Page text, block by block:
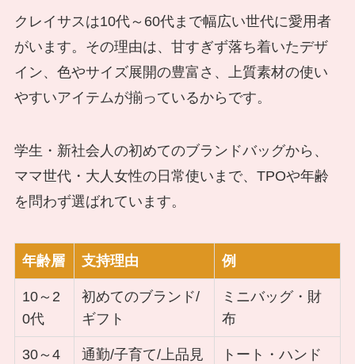
クレイサスは10代～60代まで幅広い世代に愛用者
がいます。その理由は、甘すぎず落ち着いたデザ
イン、色やサイズ展開の豊富さ、上質素材の使い
やすいアイテムが揃っているからです。
学生・新社会人の初めてのブランドバッグから、
ママ世代・大人女性の日常使いまで、TPOや年齢
を問わず選ばれています。
年齢層 支持理由 例
10～2
0代
初めてのブランド/
ギフト
ミニバッグ・財
布
30～4
通勤/子育て/上品見
トート・ハンド